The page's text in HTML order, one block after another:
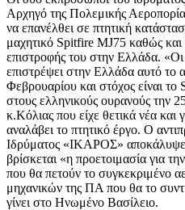
Αρχηγό της Πολεμικής
να επανέλθει σε πτητική
μαχητικό Spitfire MJ75 καθώς και
επιστροφής του στην Ελλάδα. «Οι
επιστρέψει στην Ελλάδα αυτό το
Φεβρουαρίου και στόχος είναι το
στους ελληνικούς ουρανούς την
κ.Κόλιας που είχε θετικά νέα
αναλάβει το πτητικό έργο. Ο
Ιδρύματος «ΙΚΑΡΟΣ» αποκάλυψε
βρίσκεται «η προετοιμασία για
που θα πετούν το συγκεκριμένο
μηχανικών της ΠΑ που θα το
γίνει στο Ηνωμένο Βασίλειο.